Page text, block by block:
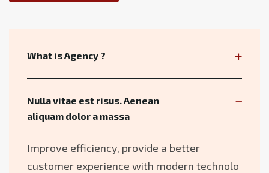
What is Agency ?
Nulla vitae est risus. Aenean
aliquam dolor a massa
Improve efficiency, provide a better
customer experience with modern technolo